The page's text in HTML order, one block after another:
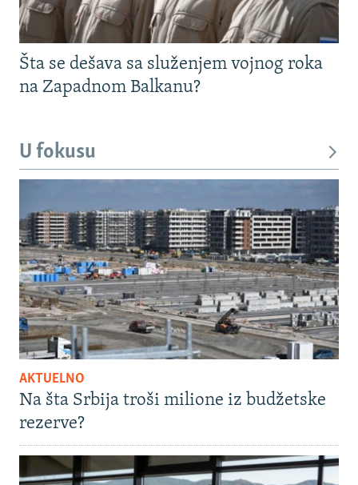
Šta se dešava sa služenjem vojnog roka
na Zapadnom Balkanu?
U fokusu
AKTUELNO
Na šta Srbija troši milione iz budžetske
rezerve?